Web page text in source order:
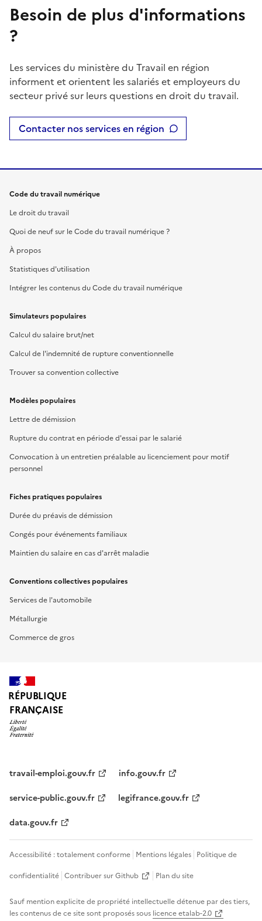
Besoin de plus d'informations
?
Les services du ministère du Travail en région
informent et orientent les salariés et employeurs du
secteur privé sur leurs questions en droit du travail.
Contacter nos services en région
Code du travail numérique
Le droit du travail
Quoi de neuf sur le Code du travail numérique ?
À propos
Statistiques d'utilisation
Intégrer les contenus du Code du travail numérique
Simulateurs populaires
Calcul du salaire brut/net
Calcul de l'indemnité de rupture conventionnelle
Trouver sa convention collective
Modèles populaires
Lettre de démission
Rupture du contrat en période d'essai par le salarié
Convocation à un entretien préalable au licenciement pour motif
personnel
Fiches pratiques populaires
Durée du préavis de démission
Congés pour événements familiaux
Maintien du salaire en cas d'arrêt maladie
Conventions collectives populaires
Services de l'automobile
Métallurgie
Commerce de gros
RÉPUBLIQUE
FRANÇAISE
travail-emploi.gouv.fr
info.gouv.fr
service-public.gouv.fr
legifrance.gouv.fr
data.gouv.fr
Accessibilité : totalement conforme Mentions légales Politique de
confidentialité Contribuer sur Github Plan du site
Sauf mention explicite de propriété intellectuelle détenue par des tiers,
les contenus de ce site sont proposés sous licence etalab-2.0